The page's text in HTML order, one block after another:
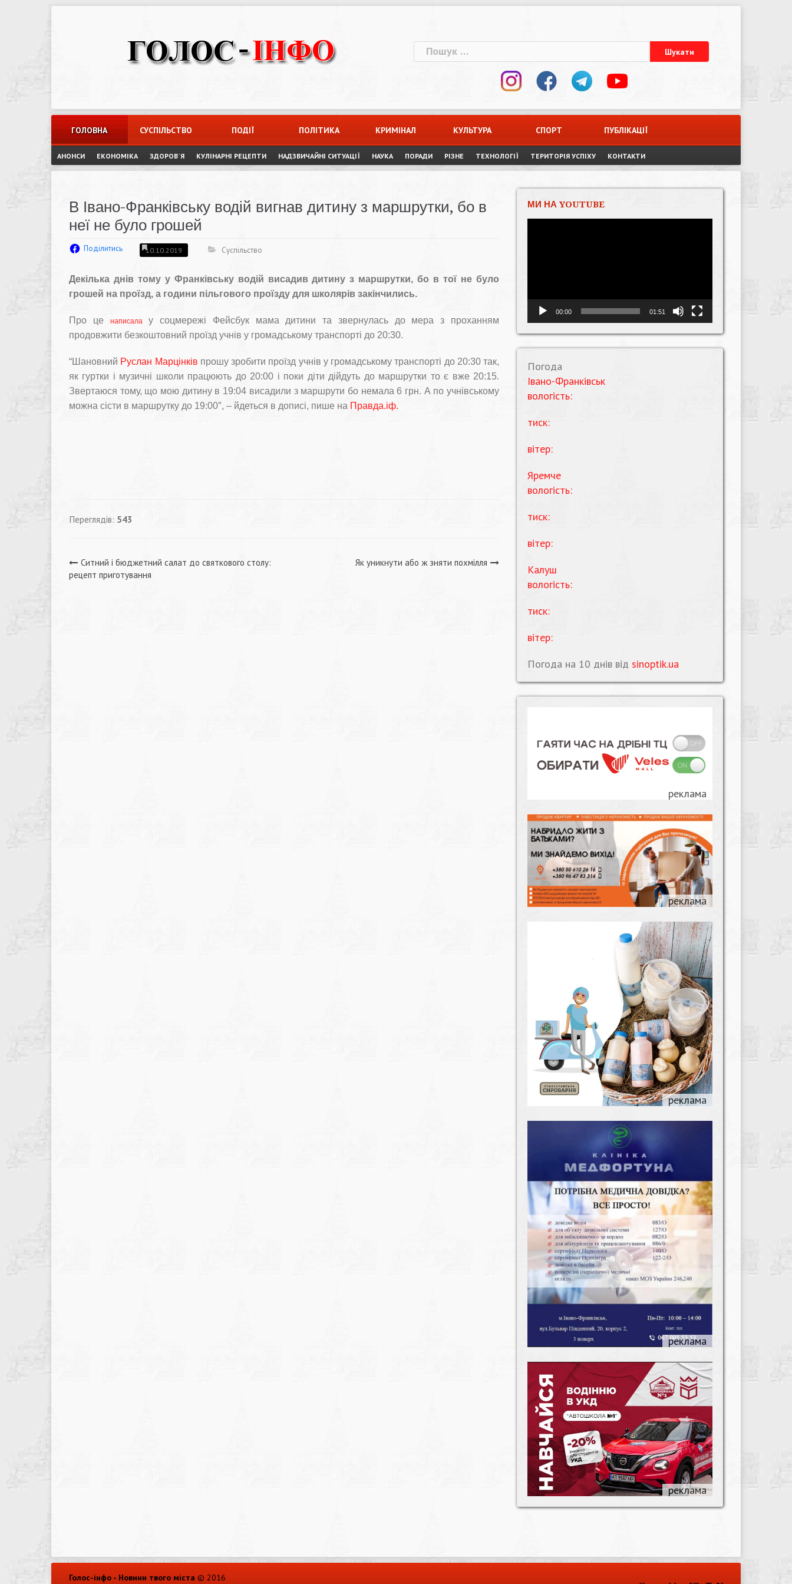
Пошук:
ГОЛОВНА СУСПІЛЬСТВО ПОДІЇ ПОЛІТИКА КРИМІНАЛ КУЛЬТУРА СПОРТ ПУБЛІКАЦІЇ
АНОНСИ ЕКОНОМІКА ЗДОРОВ`Я КУЛІНАРНІ РЕЦЕПТИ НАДЗВИЧАЙНІ СИТУАЦІЇ НАУКА ПОРАДИ РІЗНЕ ТЕХНОЛОГІЇ ТЕРИТОРІЯ УСПІХУ КОНТАКТИ
В Івано-Франківську водій вигнав дитину з маршрутки, бо в
неї не було грошей
Поділитись 10.10.2019 Суспільство
Декілька днів тому у Франківську водій висадив дитину з маршрутки, бо в тої не було
грошей на проїзд, а години пільгового проїзду для школярів закінчились.
Про це написала
у соцмережі Фейсбук мама дитини та звернулась до мера з проханням
продовжити безкоштовний проїзд учнів у громадському транспорті до 20:30.
“Шановний Руслан Марцінків прошу зробити проїзд учнів у громадському транспорті до 20:30 так,
як гуртки і музичні школи працюють до 20:00 і поки діти дійдуть до маршрутки то є вже 20:15.
Звертаюся тому, що мою дитину в 19:04 висадили з маршрути бо немала 6 грн. А по учнівському
можна сісти в маршрутку до 19:00″, – йдеться в дописі, пише на Правда.іф.
Переглядів: 543
Навігація
Ситний і бюджетний салат до святкового столу:
рецепт приготування
Як уникнути або ж зняти похмілля
МИ НА YOUTUBE
00:00 01:51
Погода
Івано-Франківськ
вологість:
тиск:
вітер:
Яремче
вологість:
тиск:
вітер:
Калуш
вологість:
тиск:
вітер:
Погода на 10 днів від sinoptik.ua
Голос-інфо - Новини твого міста © 2016